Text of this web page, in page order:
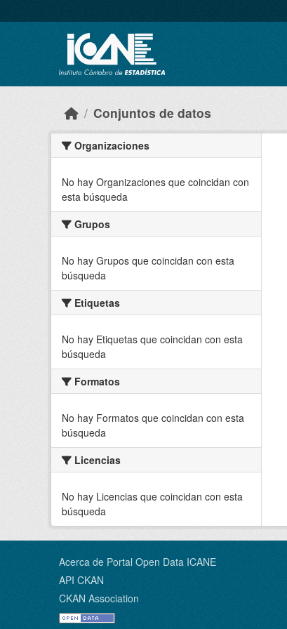
Conjuntos de datos
Organizaciones
No hay Organizaciones que coincidan con
esta búsqueda
Grupos
No hay Grupos que coincidan con esta
búsqueda
Etiquetas
No hay Etiquetas que coincidan con esta
búsqueda
Formatos
No hay Formatos que coincidan con esta
búsqueda
Licencias
No hay Licencias que coincidan con esta
búsqueda
Acerca de Portal Open Data ICANE
API CKAN
CKAN Association